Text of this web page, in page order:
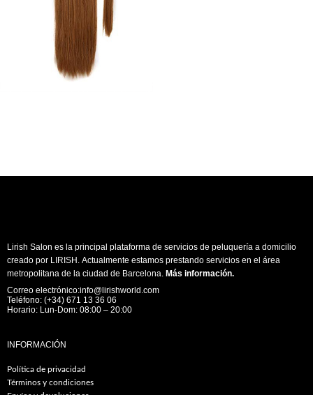
Lirish Salon es la principal plataforma de servicios de peluquería a domicilio
creado por LIRISH. Actualmente estamos prestando servicios en el área
metropolitana de la ciudad de Barcelona. Más información.
Correo electrónico:info@lirishworld.com
Teléfono: (+34) 671 13 36 06
Horario: Lun-Dom: 08:00 – 20:00
INFORMACIÓN
Política de privacidad
Términos y condiciones